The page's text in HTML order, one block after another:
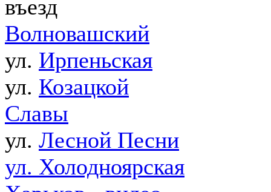
въезд
Волновашский
ул. Ирпеньская
ул. Козацкой
Славы
ул. Лесной Песни
ул. Холодноярская